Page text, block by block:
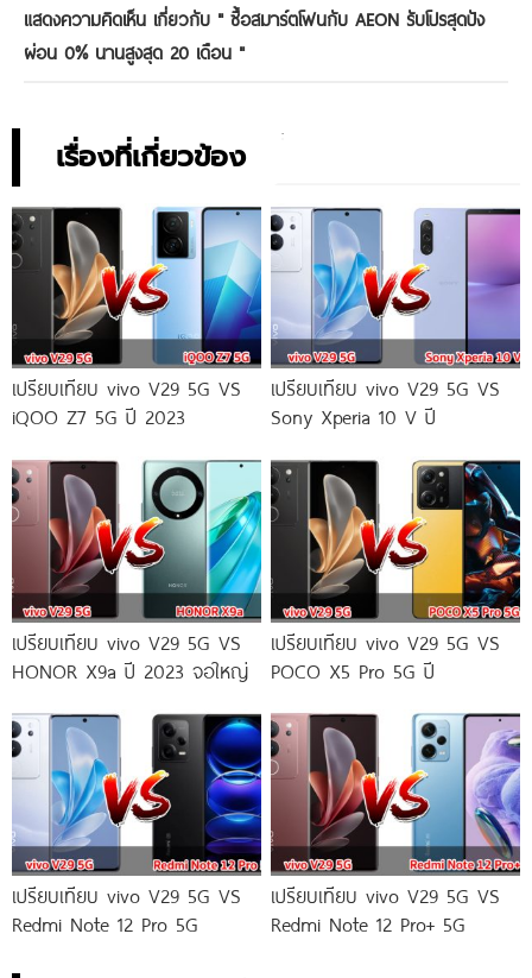
แสดงความคิดเห็น เกี่ยวกับ " ซื้อสมาร์ตโฟนกับ AEON รับโปรสุดปัง
ผ่อน 0% นานสูงสุด 20 เดือน "
เรื่องที่เกี่ยวข้อง
เปรียบเทียบ vivo V29 5G VS
iQOO Z7 5G ปี 2023
เปรียบเทียบ vivo V29 5G VS
Sony Xperia 10 V ปี
เปรียบเทียบ vivo V29 5G VS
HONOR X9a ปี 2023 จอใหญ่
เปรียบเทียบ vivo V29 5G VS
POCO X5 Pro 5G ปี
เปรียบเทียบ vivo V29 5G VS
Redmi Note 12 Pro 5G
เปรียบเทียบ vivo V29 5G VS
Redmi Note 12 Pro+ 5G